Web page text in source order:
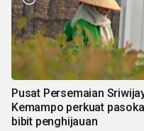
Pusat Persemaian
Kemampo perkuat
bibit penghijauan